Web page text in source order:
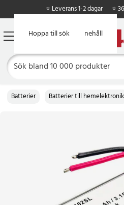
Hoppa till huvudinnehåll
Hoppa till sök
⭐ Leverans 1-2 dagar ⭐
Batterier Batterier till hemelektronik